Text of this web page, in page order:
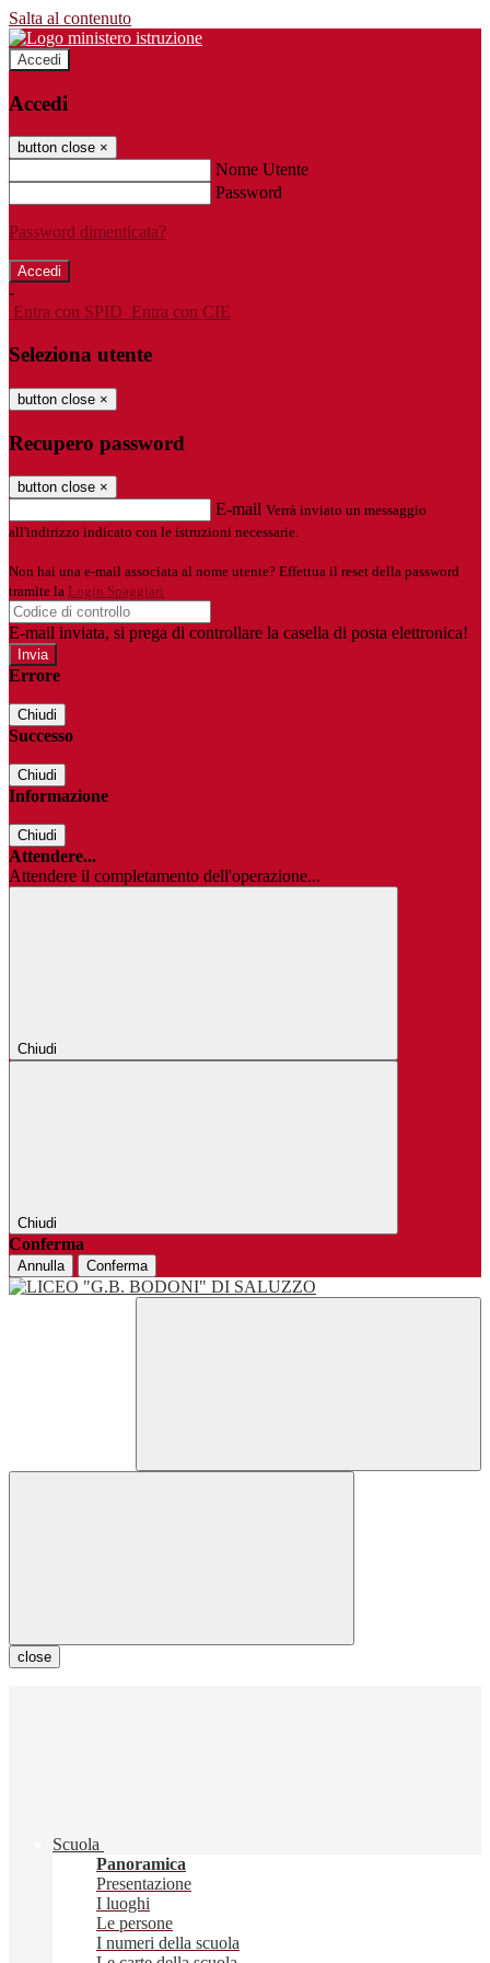
Salta al contenuto
Accedi
Accedi
button close ×
Nome Utente
Password
Password dimenticata?
-
Entra con SPID Entra con CIE
Seleziona utente
button close ×
Recupero password
button close ×
E-mail Verrà inviato un messaggio
all'indirizzo indicato con le istruzioni necessarie.
Non hai una e-mail associata al nome utente? Effettua il reset della password
tramite la Login Spaggiari
E-mail inviata, si prega di controllare la casella di posta elettronica!
Errore
Chiudi
Successo
Chiudi
Informazione
Chiudi
Attendere...
Attendere il completamento dell'operazione...
Chiudi
Chiudi
Conferma
Annulla Conferma
close
Scuola
Panoramica
Presentazione
I luoghi
Le persone
I numeri della scuola